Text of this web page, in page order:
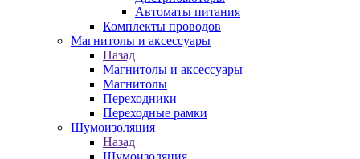
Автоматы питания
Комплекты проводов
Магнитолы и аксессуары
Назад
Магнитолы и аксессуары
Магнитолы
Переходники
Переходные рамки
Шумоизоляция
Назад
Шумоизоляция